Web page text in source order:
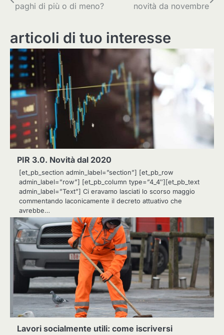
articoli
paghi di più o di meno? novità da novembre
articoli di tuo interesse
PIR 3.0. Novità dal 2020
[et_pb_section admin_label=”section”] [et_pb_row
admin_label=”row”] [et_pb_column type=”4_4″][et_pb_text
admin_label=”Text”] Ci eravamo lasciati lo scorso maggio
commentando laconicamente il decreto attuativo che
avrebbe…
Lavori socialmente utili: come iscriversi